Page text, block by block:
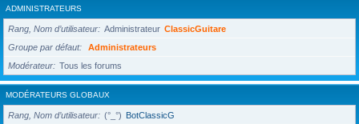
ADMINISTRATEURS
Rang, Nom d’utilisateur Administrateur ClassicGuitare
Groupe par défaut
Administrateurs
Modérateur
Tous les forums
MODÉRATEURS GLOBAUX
Rang, Nom d’utilisateur (°_°) BotClassicG